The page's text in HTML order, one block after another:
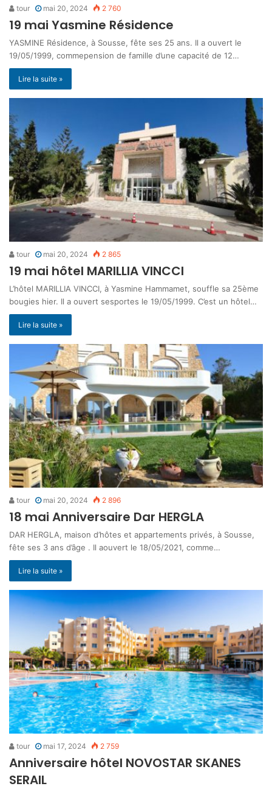
tour mai 20, 2024 2 760
19 mai Yasmine Résidence
YASMINE Résidence, à Sousse, fête ses 25 ans. Il a ouvert le
19/05/1999, commepension de famille d’une capacité de 12…
Lire la suite »
tour mai 20, 2024 2 865
19 mai hôtel MARILLIA VINCCI
L’hôtel MARILLIA VINCCI, à Yasmine Hammamet, souffle sa 25ème
bougies hier. Il a ouvert sesportes le 19/05/1999. C’est un hôtel…
Lire la suite »
tour mai 20, 2024 2 896
18 mai Anniversaire Dar HERGLA
DAR HERGLA, maison d’hôtes et appartements privés, à Sousse,
fête ses 3 ans d’âge . Il aouvert le 18/05/2021, comme…
Lire la suite »
tour mai 17, 2024 2 759
Anniversaire hôtel NOVOSTAR SKANES
SERAIL